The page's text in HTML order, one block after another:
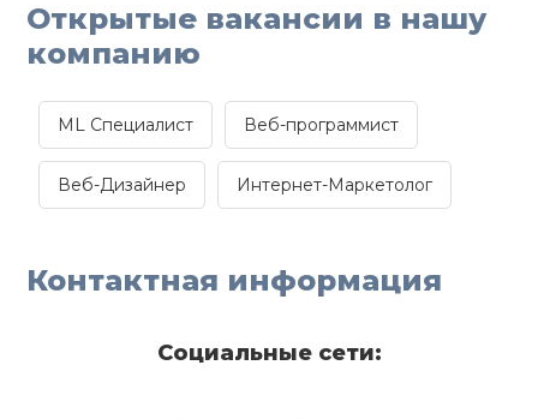
Открытые вакансии в нашу
компанию
ML Специалист Веб-программист
Веб-Дизайнер Интернет-Маркетолог
Контактная информация
Социальные сети: